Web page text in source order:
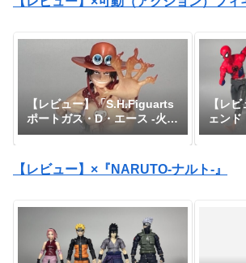
【レビュー】「S.H.Figuarts
ポートガス・D・エース -火
拳-」『ワンピース』
【レ
ェンド
ー」『
【レビュー】×『NARUTO-ナルト-』